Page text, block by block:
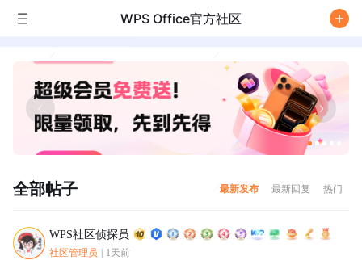
WPS Office官方社区
全部帖子 最新发布 最新回复 热门
WPS社区侦探员
社区管理员 1天前